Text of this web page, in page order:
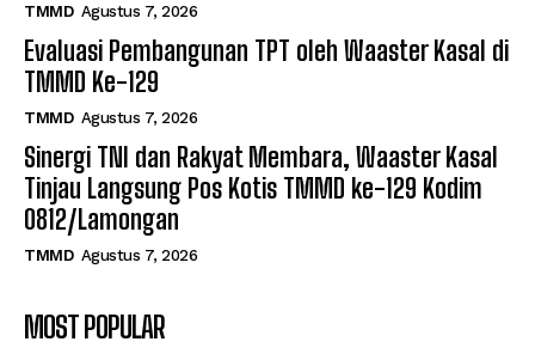
TMMD Agustus 7, 2026
Evaluasi Pembangunan TPT oleh Waaster Kasal di
TMMD Ke-129
TMMD Agustus 7, 2026
Sinergi TNI dan Rakyat Membara, Waaster Kasal
Tinjau Langsung Pos Kotis TMMD ke-129 Kodim
0812/Lamongan
TMMD Agustus 7, 2026
MOST POPULAR